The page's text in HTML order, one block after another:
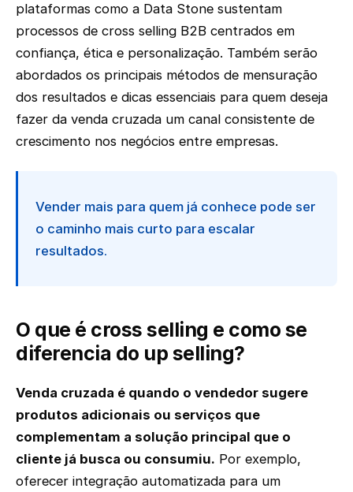
plataformas como a Data Stone sustentam
processos de cross selling B2B centrados em
confiança, ética e personalização. Também serão
abordados os principais métodos de mensuração
dos resultados e dicas essenciais para quem deseja
fazer da venda cruzada um canal consistente de
crescimento nos negócios entre empresas.
Vender mais para quem já conhece pode ser
o caminho mais curto para escalar
resultados.
O que é cross selling e como se
diferencia do up selling?
Venda cruzada é quando o vendedor sugere
produtos adicionais ou serviços que
complementam a solução principal que o
cliente já busca ou consumiu. Por exemplo,
oferecer integração automatizada para um